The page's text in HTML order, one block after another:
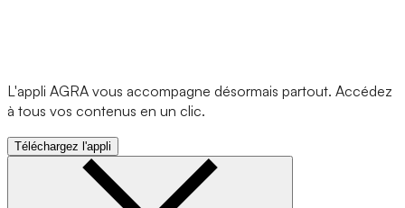
L'appli AGRA vous accompagne désormais partout. Accédez
à tous vos contenus en un clic.
Téléchargez l'appli